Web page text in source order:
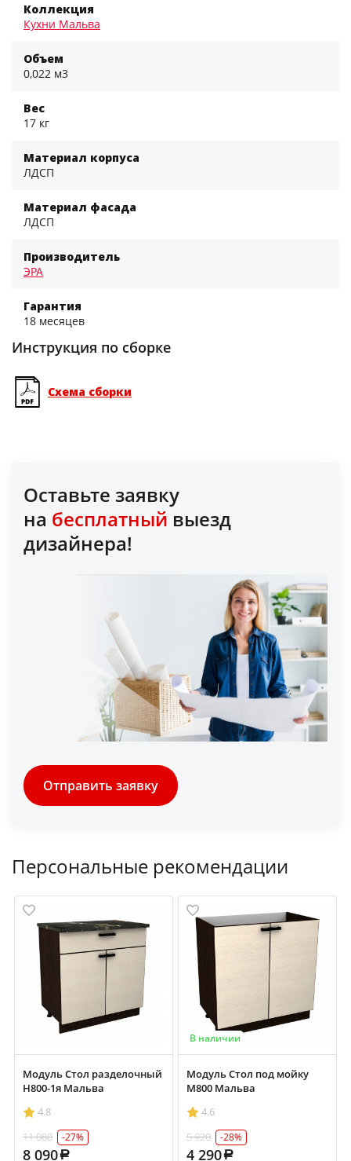
Коллекция
Кухни Мальва
Объем
0,022 м3
Вес
17 кг
Материал корпуса
ЛДСП
Материал фасада
ЛДСП
Производитель
ЭРА
Гарантия
18 месяцев
Инструкция по сборке
Схема сборки
Оставьте заявку
на бесплатный выезд
дизайнера!
Отправить заявку
Персональные рекомендации
Модуль Стол разделочный
Н800-1я Мальва
4.8
11 080
-27%
8 090
В наличии
Модуль Стол под мойку
М800 Мальва
4.6
5 920
-28%
4 290